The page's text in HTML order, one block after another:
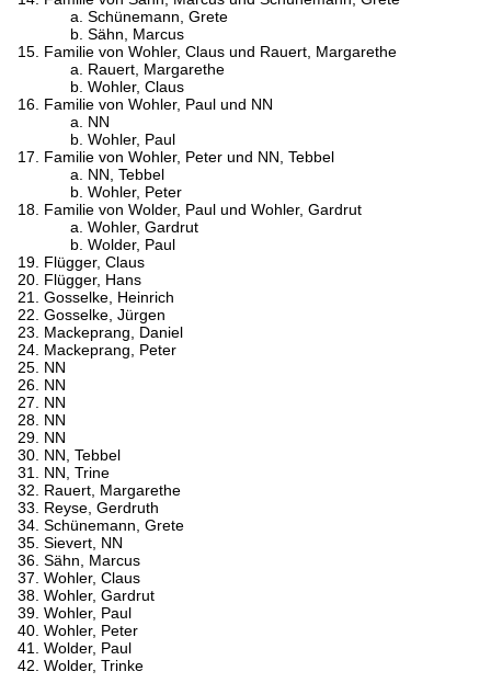
Schünemann, Grete
Sähn, Marcus
Familie von Wohler, Claus und Rauert, Margarethe
Rauert, Margarethe
Wohler, Claus
Familie von Wohler, Paul und NN
NN
Wohler, Paul
Familie von Wohler, Peter und NN, Tebbel
NN, Tebbel
Wohler, Peter
Familie von Wolder, Paul und Wohler, Gardrut
Wohler, Gardrut
Wolder, Paul
Flügger, Claus
Flügger, Hans
Gosselke, Heinrich
Gosselke, Jürgen
Mackeprang, Daniel
Mackeprang, Peter
NN
NN
NN
NN
NN
NN, Tebbel
NN, Trine
Rauert, Margarethe
Reyse, Gerdruth
Schünemann, Grete
Sievert, NN
Sähn, Marcus
Wohler, Claus
Wohler, Gardrut
Wohler, Paul
Wohler, Peter
Wolder, Paul
Wolder, Trinke